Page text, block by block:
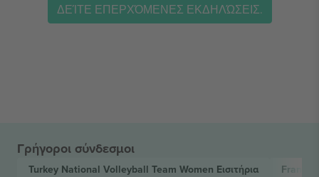
ΔΕΊΤΕ ΕΠΕΡΧΌΜΕΝΕΣ ΕΚΔΗΛΏΣΕΙΣ.
Γρήγοροι σύνδεσμοι
Turkey National Volleyball Team Women Εισιτήρια France